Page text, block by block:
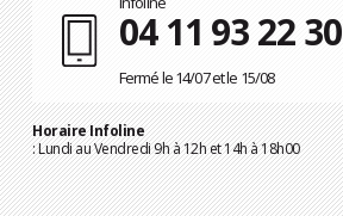
04 11 93 22 30
Fermé le 14/07 et le 15/08
Horaire Infoline
: Lundi au Vendredi 9h à 12h et 14h à 18h00